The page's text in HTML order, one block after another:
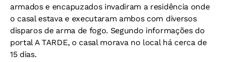
armados e encapuzados invadiram a residência onde
o casal estava e executaram ambos com diversos
disparos de arma de fogo. Segundo informações do
portal A TARDE, o casal morava no local há cerca de
15 dias.